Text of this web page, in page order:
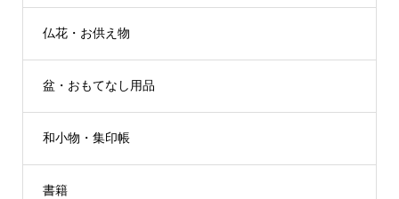
仏花・お供え物
盆・おもてなし用品
和小物・集印帳
書籍